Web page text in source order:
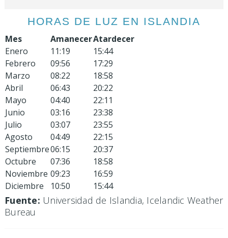
HORAS DE LUZ EN ISLANDIA
Mes AmanecerAtardecer
Enero
11:19
15:44
Febrero
09:56
17:29
Marzo
08:22
18:58
Abril
06:43
20:22
Mayo
04:40
22:11
Junio
03:16
23:38
Julio
03:07
23:55
Agosto
04:49
22:15
Septiembre06:15
20:37
Octubre
07:36
18:58
Noviembre 09:23
16:59
Diciembre
10:50 15:44
Fuente: Universidad de Islandia, Icelandic Weather
Bureau